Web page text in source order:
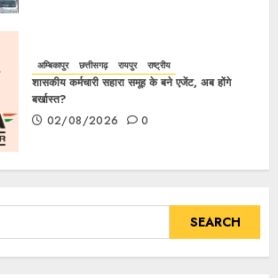
अम्बिकापुर छत्तीसगढ़ रायपुर राष्ट्रीय
शासकीय कर्मचारी सहारा समूह के बने एजेंट, अब होंगे
बर्खास्त?
02/08/2026
0